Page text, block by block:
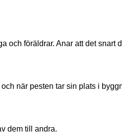
och föräldrar. Anar att det snart
när pesten tar sin plats i
dem till andra.